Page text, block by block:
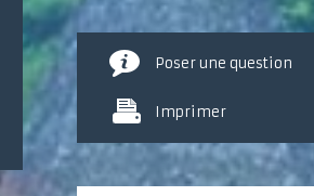
Poser une question
Imprimer